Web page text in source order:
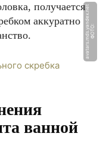
получается
аккуратно
Ф
О
Т
О:
a
v
a
t
a
r
s.
m
d
s.
y
a
n
d
e
x.
n
e
t
ванной